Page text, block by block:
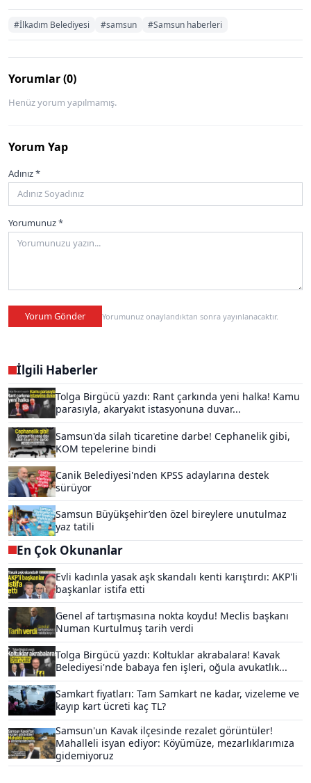
#İlkadım Belediyesi #samsun #Samsun haberleri
Yorumlar (0)
Henüz yorum yapılmamış.
Yorum Yap
Adınız *
Yorumunuz *
Yorum Gönder Yorumunuz onaylandıktan sonra yayınlanacaktır.
İlgili Haberler
Tolga Birgücü yazdı: Rant çarkında yeni halka! Kamu
parasıyla, akaryakıt istasyonuna duvar...
Samsun'da silah ticaretine darbe! Cephanelik gibi,
KOM tepelerine bindi
Canik Belediyesi'nden KPSS adaylarına destek
sürüyor
Samsun Büyükşehir’den özel bireylere unutulmaz
yaz tatili
En Çok Okunanlar
Evli kadınla yasak aşk skandalı kenti karıştırdı: AKP'li
başkanlar istifa etti
Genel af tartışmasına nokta koydu! Meclis başkanı
Numan Kurtulmuş tarih verdi
Tolga Birgücü yazdı: Koltuklar akrabalara! Kavak
Belediyesi'nde babaya fen işleri, oğula avukatlık...
Samkart fiyatları: Tam Samkart ne kadar, vizeleme ve
kayıp kart ücreti kaç TL?
Samsun'un Kavak ilçesinde rezalet görüntüler!
Mahalleli isyan ediyor: Köyümüze, mezarlıklarımıza
gidemiyoruz